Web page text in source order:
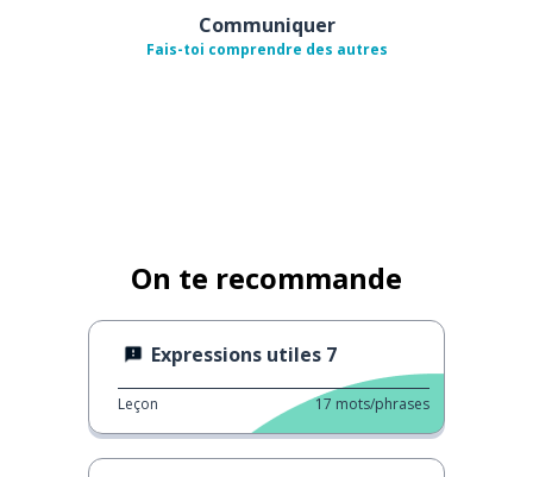
Communiquer
Fais-toi comprendre des autres
On te recommande
Expressions utiles 7
Leçon 17 mots/phrases